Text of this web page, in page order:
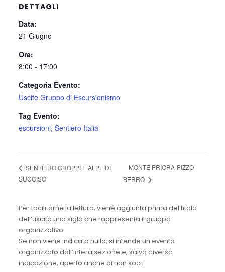
DETTAGLI
Data:
21 Giugno
Ora:
8:00 - 17:00
Categoria Evento:
Uscite Gruppo di Escursionismo
Tag Evento:
escursioni, Sentiero Italia
SENTIERO GROPPI E ALPE DI
SUCCISO
MONTE PRIORA-PIZZO
BERRO
Per facilitarne la lettura, viene aggiunta prima del titolo
dell’uscita una sigla che rappresenta il gruppo
organizzativo.
Se non viene indicato nulla, si intende un evento
organizzato dall’intera sezione e, salvo diversa
indicazione, aperto anche ai non soci.